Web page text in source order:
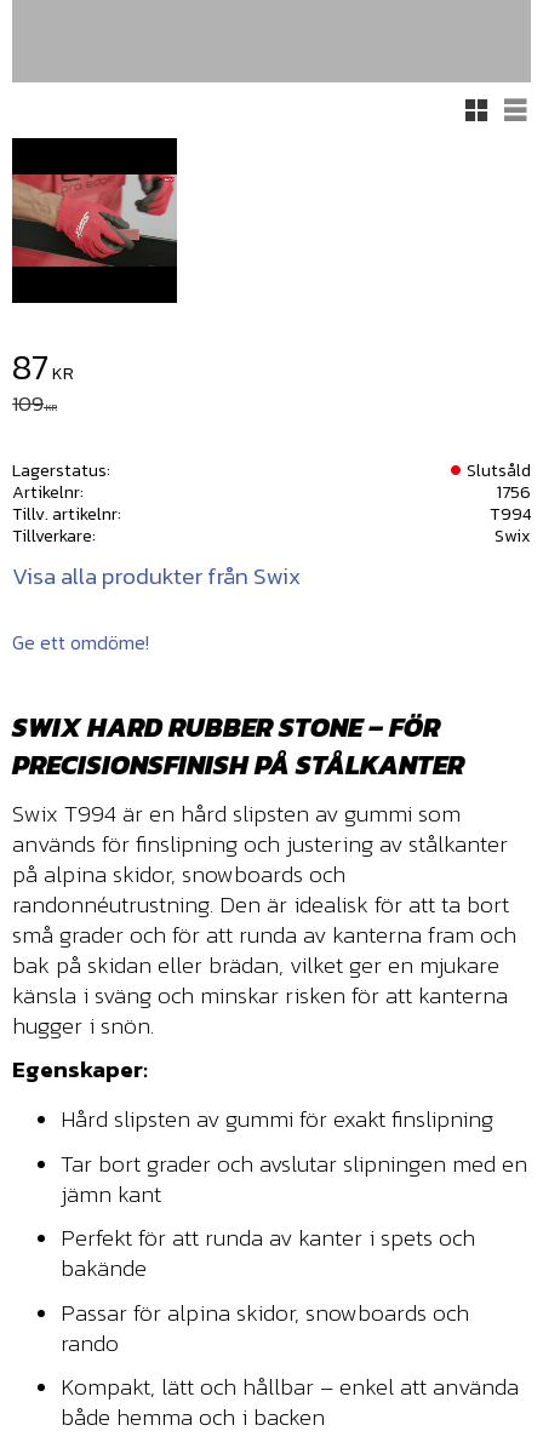
Nedsatt pris:
87KR
Ordinarie pris:
109KR
Lagerstatus
Slutsåld
Artikelnr
1756
Tillv. artikelnr
T994
Tillverkare
Swix
Visa alla produkter från Swix
Ge ett omdöme!
SWIX HARD RUBBER STONE – FÖR
PRECISIONSFINISH PÅ STÅLKANTER
Swix T994 är en hård slipsten av gummi som
används för finslipning och justering av stålkanter
på alpina skidor, snowboards och
randonnéutrustning. Den är idealisk för att ta bort
små grader och för att runda av kanterna fram och
bak på skidan eller brädan, vilket ger en mjukare
känsla i sväng och minskar risken för att kanterna
hugger i snön.
Egenskaper:
Hård slipsten av gummi för exakt finslipning
Tar bort grader och avslutar slipningen med en
jämn kant
Perfekt för att runda av kanter i spets och
bakände
Passar för alpina skidor, snowboards och
rando
Kompakt, lätt och hållbar – enkel att använda
både hemma och i backen